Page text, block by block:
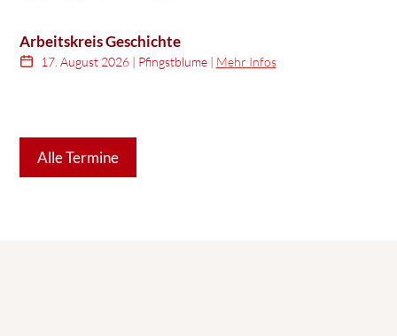
Arbeitskreis Geschichte
17. August 2026| Pfingstblume | Mehr Infos
Alle Termine